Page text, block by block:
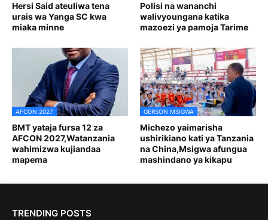
Hersi Said ateuliwa tena
urais wa Yanga SC kwa
miaka minne
Polisi na wananchi
walivyoungana katika
mazoezi ya pamoja Tarime
AFCON 2027
BMT yataja fursa 12 za
AFCON 2027,Watanzania
wahimizwa kujiandaa
mapema
GERSON MSIGWA
Michezo yaimarisha
ushirikiano kati ya Tanzania
na China,Msigwa afungua
mashindano ya kikapu
TRENDING POSTS